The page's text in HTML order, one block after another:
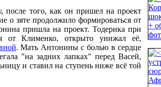
после того, как он пришел на проект
о зяте продолжило формироваться от
пришла на проект. Тодерика при
от Клименко, открыто унижал её,
. Мать Антонины с болью в сердце
"на задних лапках" перед Васей,
и ставил на ступень ниже всё той